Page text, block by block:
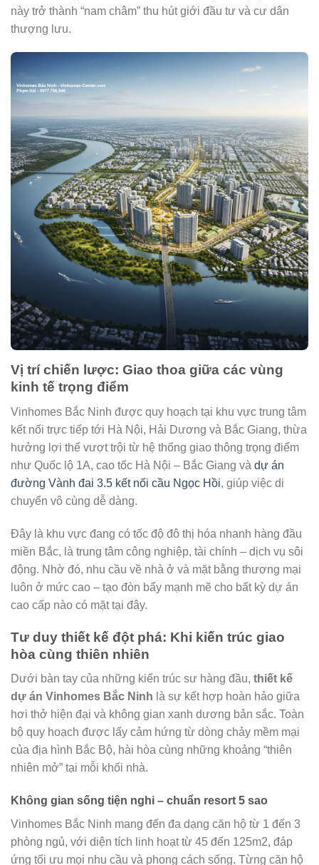
này trở thành “nam châm” thu hút giới đầu tư và cư dân
thượng lưu.
Vị trí chiến lược: Giao thoa giữa các vùng
kinh tế trọng điểm
Vinhomes Bắc Ninh được quy hoạch tại khu vực trung tâm
kết nối trực tiếp tới Hà Nội, Hải Dương và Bắc Giang, thừa
hưởng lợi thế vượt trội từ hệ thống giao thông trọng điểm
như Quốc lộ 1A, cao tốc Hà Nội – Bắc Giang và dự án
đường Vành đai 3.5 kết nối cầu Ngọc Hồi, giúp việc di
chuyển vô cùng dễ dàng.
Đây là khu vực đang có tốc độ đô thị hóa nhanh hàng đầu
miền Bắc, là trung tâm công nghiệp, tài chính – dịch vụ sôi
động. Nhờ đó, nhu cầu về nhà ở và mặt bằng thương mại
luôn ở mức cao – tạo đòn bẩy mạnh mẽ cho bất kỳ dự án
cao cấp nào có mặt tại đây.
Tư duy thiết kế đột phá: Khi kiến trúc giao
hòa cùng thiên nhiên
Dưới bàn tay của những kiến trúc sư hàng đầu, thiết kế
dự án Vinhomes Bắc Ninh là sự kết hợp hoàn hảo giữa
hơi thở hiện đại và không gian xanh dương bản sắc. Toàn
bộ quy hoạch được lấy cảm hứng từ dòng chảy mềm mại
của địa hình Bắc Bộ, hài hòa cùng những khoảng “thiên
nhiên mở” tại mỗi khối nhà.
Không gian sống tiện nghi – chuẩn resort 5 sao
Vinhomes Bắc Ninh mang đến đa dạng căn hộ từ 1 đến 3
phòng ngủ, với diện tích linh hoạt từ 45 đến 125m2, đáp
ứng tối ưu mọi nhu cầu và phong cách sống. Từng căn hộ